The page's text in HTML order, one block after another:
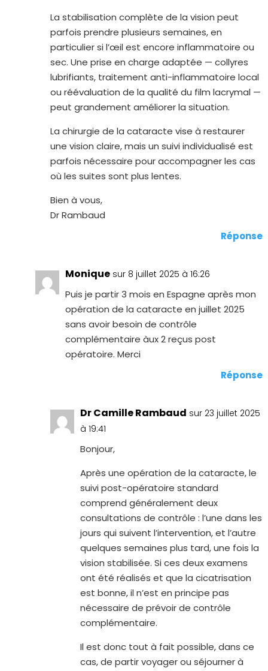
La stabilisation complète de la vision peut
parfois prendre plusieurs semaines, en
particulier si l’œil est encore inflammatoire ou
sec. Une prise en charge adaptée — collyres
lubrifiants, traitement anti-inflammatoire local
ou réévaluation de la qualité du film lacrymal —
peut grandement améliorer la situation.
La chirurgie de la cataracte vise à restaurer
une vision claire, mais un suivi individualisé est
parfois nécessaire pour accompagner les cas
où les suites sont plus lentes.
Bien à vous,
Dr Rambaud
Réponse
Monique sur 8 juillet 2025 à 16:26
Puis je partir 3 mois en Espagne après mon
opération de la cataracte en juillet 2025
sans avoir besoin de contrôle
complémentaire àux 2 reçus post
opératoire. Merci
Réponse
Dr Camille Rambaud sur 23 juillet 2025
à 19:41
Bonjour,
Après une opération de la cataracte, le
suivi post-opératoire standard
comprend généralement deux
consultations de contrôle : l’une dans les
jours qui suivent l’intervention, et l’autre
quelques semaines plus tard, une fois la
vision stabilisée. Si ces deux examens
ont été réalisés et que la cicatrisation
est bonne, il n’est en principe pas
nécessaire de prévoir de contrôle
complémentaire.
Il est donc tout à fait possible, dans ce
cas, de partir voyager ou séjourner à